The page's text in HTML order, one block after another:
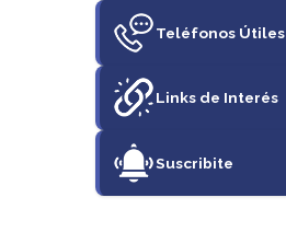
Teléfonos Útiles
Links de Interés
Suscribite